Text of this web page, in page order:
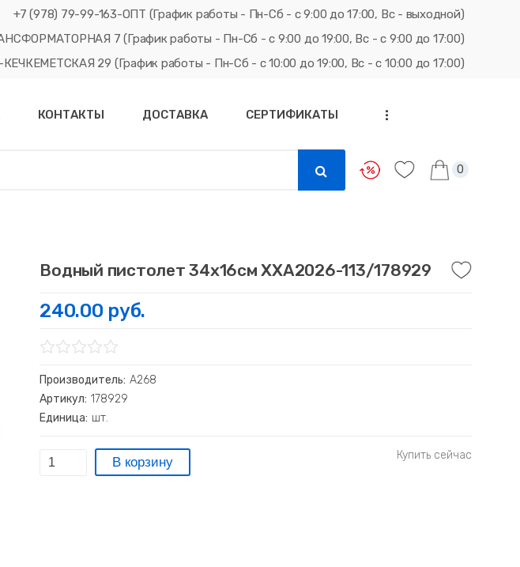
+7 (978) 79-99-163-ОПТ (График работы - Пн-Сб - с 9:00 до 17:00, Вс - выходной)
7 (График работы - Пн-Сб - с 9:00 до 19:00, Вс - с 9:00 до 17:00)
29 (График работы - Пн-Сб - с 10:00 до 19:00, Вс - с 10:00 до 17:00)
КОНТАКТЫ ДОСТАВКА СЕРТИФИКАТЫ ...
0
Водный пистолет 34х16см ХХА2026-113/178929
240.00 руб.
Производитель: А268
Артикул: 178929
Единица: шт.